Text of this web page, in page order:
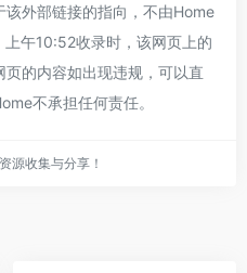
外部链接的指向，不由Home
午10:52收录时，该网页上的
的内容如出现违规，可以直
不承担任何责任。
源收集与分享！